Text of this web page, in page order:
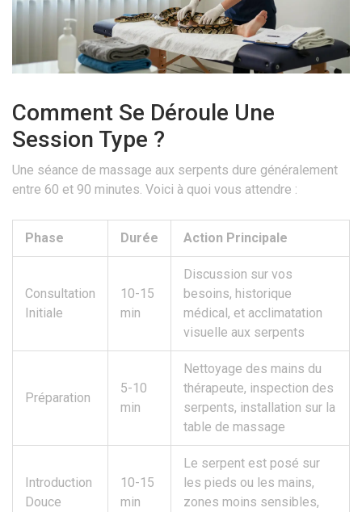
Comment Se Déroule Une
Session Type ?
Une séance de massage aux serpents dure généralement
entre 60 et 90 minutes. Voici à quoi vous attendre :
Phase Durée Action Principale
Consultation
Initiale
10-15
min
Discussion sur vos
besoins, historique
médical, et acclimatation
visuelle aux serpents
Préparation
5-10
min
Nettoyage des mains du
thérapeute, inspection des
serpents, installation sur la
table de massage
Introduction
Douce
10-15
min
Le serpent est posé sur
les pieds ou les mains,
zones moins sensibles,